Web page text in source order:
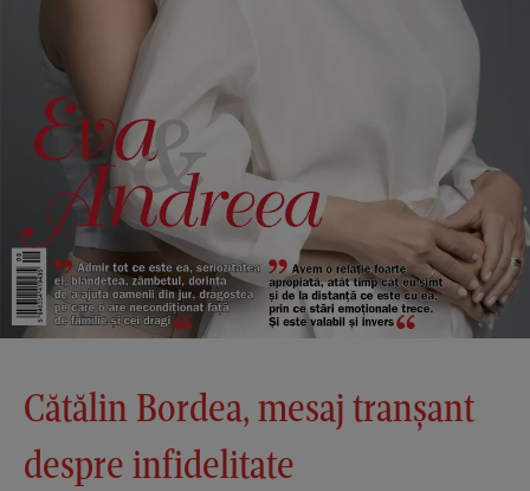
Cătălin Bordea, mesaj tranșant
despre infidelitate